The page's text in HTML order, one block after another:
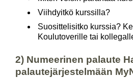
Viihdyitkö kurssilla?
Suosittelisitko kurssia?
Koulutoverille tai
2) Numeerinen palaute
palautejärjestelmään